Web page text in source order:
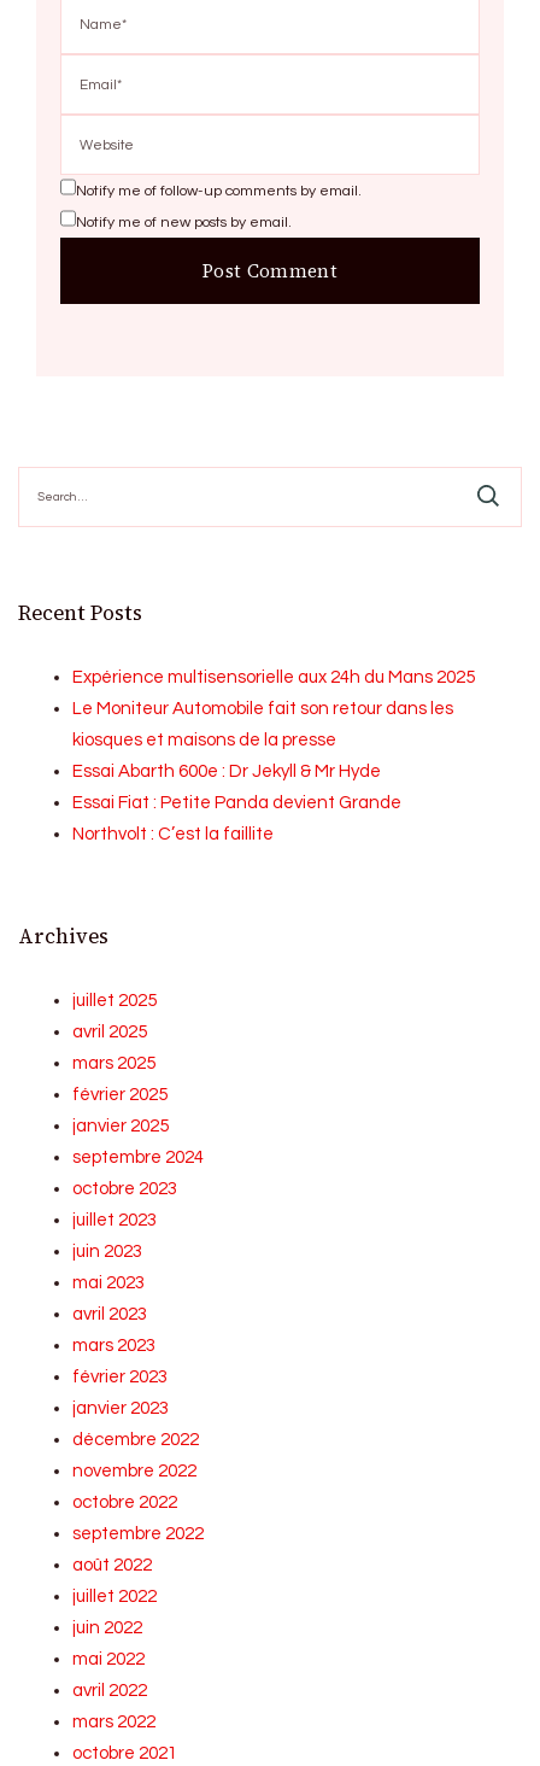
Notify me of follow-up comments by email.
Notify me of new posts by email.
for:
Recent Posts
Expérience multisensorielle aux 24h du Mans 2025
Le Moniteur Automobile fait son retour dans les
kiosques et maisons de la presse
Essai Abarth 600e : Dr Jekyll & Mr Hyde
Essai Fiat : Petite Panda devient Grande
Northvolt : C’est la faillite
Archives
juillet 2025
avril 2025
mars 2025
février 2025
janvier 2025
septembre 2024
octobre 2023
juillet 2023
juin 2023
mai 2023
avril 2023
mars 2023
février 2023
janvier 2023
décembre 2022
novembre 2022
octobre 2022
septembre 2022
août 2022
juillet 2022
juin 2022
mai 2022
avril 2022
mars 2022
octobre 2021